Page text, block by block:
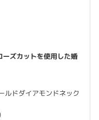
ズカットを使用した婚
ルドダイアモンドネック